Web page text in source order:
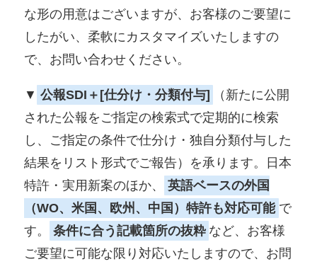
な形の用意はございますが、お客様のご要望に
したがい、柔軟にカスタマイズいたしますの
で、お問い合わせください。
▼ 公報SDI＋[仕分け・分類付与]
（新たに公開
された公報をご指定の検索式で定期的に検索
し、ご指定の条件で仕分け・独自分類付与した
結果をリスト形式でご報告）を承ります。日本
特許・実用新案のほか、
英語ベースの外国
（WO、米国、欧州、中国）特許も対応可能 で
す。
条件に合う記載箇所の抜粋 など、お客様
ご要望に可能な限り対応いたしますので、お問